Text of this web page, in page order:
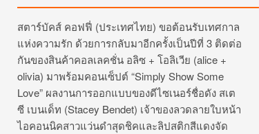
สตาร์บัคส์ คอฟฟี่ (ประเทศไทย) ขอต้อนรับเทศกาล
แห่งความรัก ด้วยการกลับมาอีกครั้งเป็นปีที่ 3 ติดต่อ
กันของสินค้าคอลเลคชั่น อลิซ + โอลิเวีย (alice +
olivia) มาพร้อมคอนเซ็ปต์ “Simply Show Some
Love” ผลงานการออกแบบของดีไซเนอร์ชื่อดัง สเต
ซี เบนเด็ท (Stacey Bendet) เจ้าของลวดลายใบหน้า
ไอคอนนิคสาวแว่นดำสุดชิคและลิปสติกสีแดงจัด